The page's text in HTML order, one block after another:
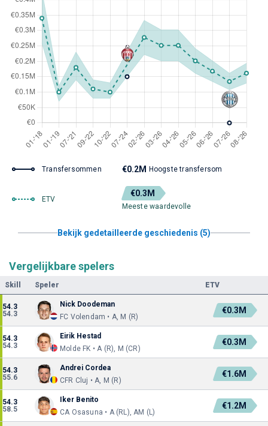
Transfersommen €0.2M Hoogste transfersom
ETV
€0.3M
Meeste waardevolle
Bekijk gedetailleerde geschiedenis (5)
Vergelijkbare spelers
Skill Speler ETV
54.3
54.3
Nick Doodeman
FC Volendam • A, M (R)
€0.3M
54.3
54.3
Eirik Hestad
Molde FK • A (R), M (CR)
€0.3M
54.3
55.6
Andrei Cordea
CFR Cluj • A, M (R)
€1.6M
54.3
58.5
Iker Benito
CA Osasuna • A (RL), AM (L)
€1.2M